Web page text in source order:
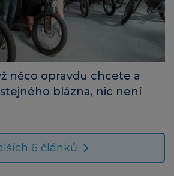
něco opravdu chcete a
blázna, nic není
6 článků